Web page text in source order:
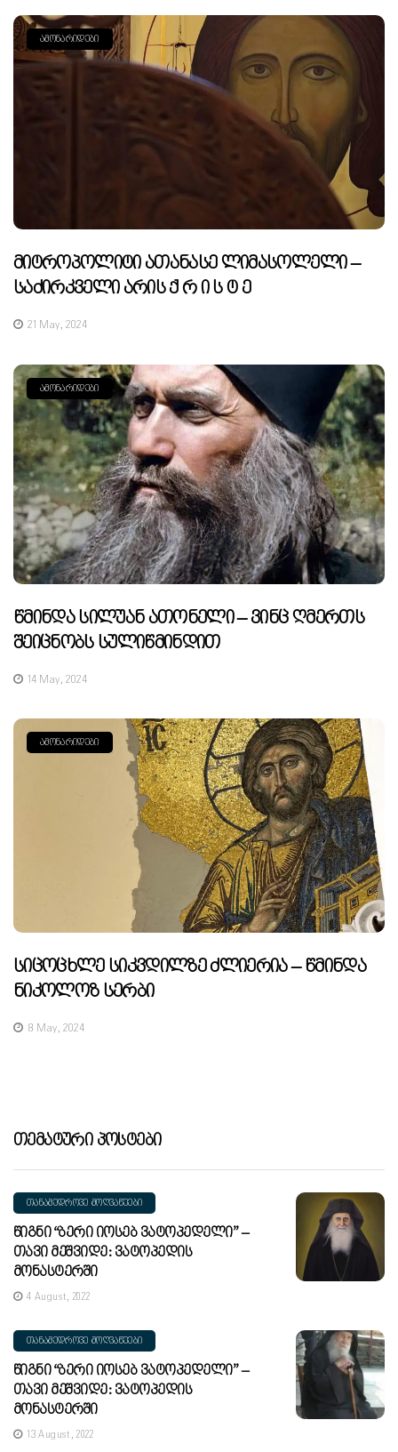
ᲐᲛᲝᲜᲐᲠᲘᲓᲔᲑᲘ
Მიტროპოლიტი Ათანასე Ლიმასოლელი –
Საძირკველი Არის Ქ Რ Ი Ს Ტ Ე
21 May, 2024
ᲐᲛᲝᲜᲐᲠᲘᲓᲔᲑᲘ
Წმინდა Სილუან Ათონელი – Ვინც Ღმერთს
Შეიცნობს Სულიწმინდით
14 May, 2024
ᲐᲛᲝᲜᲐᲠᲘᲓᲔᲑᲘ
Სიცოცხლე Სიკვდილზე Ძლიერია – Წმინდა
Ნიკოლოზ Სერბი
8 May, 2024
Თემატური Პოსტები
ᲗᲐᲜᲐᲛᲔᲓᲠᲝᲕᲔ ᲛᲝᲦᲕᲐᲬᲔᲔᲑᲘ
Წიგნი “ბერი Იოსებ Ვატოპედელი” –
Თავი Მეშვიდე: Ვატოპედის
Მონასტერში
4 August, 2022
ᲗᲐᲜᲐᲛᲔᲓᲠᲝᲕᲔ ᲛᲝᲦᲕᲐᲬᲔᲔᲑᲘ
Წიგნი “ბერი Იოსებ Ვატოპედელი” –
Თავი Მეშვიდე: Ვატოპედის
Მონასტერში
13 August, 2022